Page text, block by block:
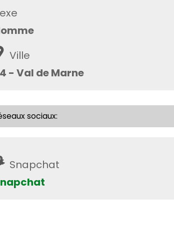
Ville
- Val de Marne
sociaux:
Snapchat